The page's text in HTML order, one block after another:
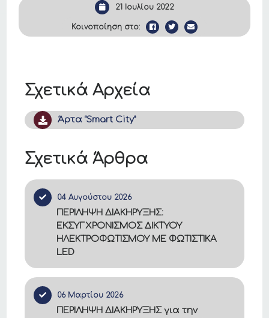
Σχετικά Αρχεία
Άρτα “Smart City”
Σχετικά Άρθρα
04 Αυγούστου 2026
ΠΕΡΙΛΗΨΗ ΔΙΑΚΗΡΥΞΗΣ:
ΕΚΣΥΓΧΡΟΝΙΣΜΟΣ ΔΙΚΤΥΟΥ
ΗΛΕΚΤΡΟΦΩΤΙΣΜΟΥ ΜΕ ΦΩΤΙΣΤΙΚΑ
LED
06 Μαρτίου 2026
ΠΕΡΙΛΗΨΗ ΔΙΑΚΗΡΥΞΗΣ για την
21 Ιουλίου 2022
Κοινοποίηση στο: